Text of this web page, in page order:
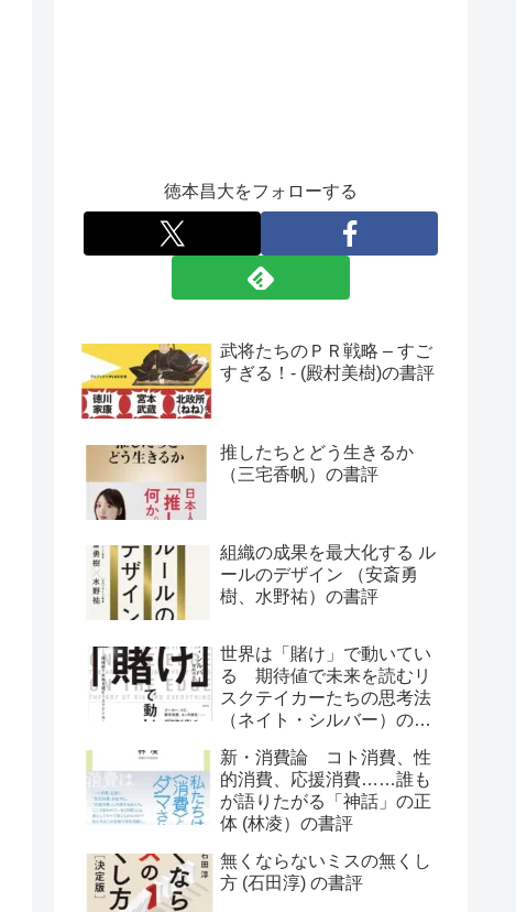
徳本昌大をフォローする
武将たちのＰＲ戦略 – すご
すぎる！- (殿村美樹)の書評
推したちとどう生きるか
（三宅香帆）の書評
組織の成果を最大化する ル
ールのデザイン （安斎勇
樹、水野祐）の書評
世界は「賭け」で動いてい
る 期待値で未来を読むリ
スクテイカーたちの思考法
（ネイト・シルバー）の書
新・消費論 コト消費、性
的消費、応援消費……誰も
が語りたがる「神話」の正
体 (林凌）の書評
無くならないミスの無くし
方 (石田淳) の書評